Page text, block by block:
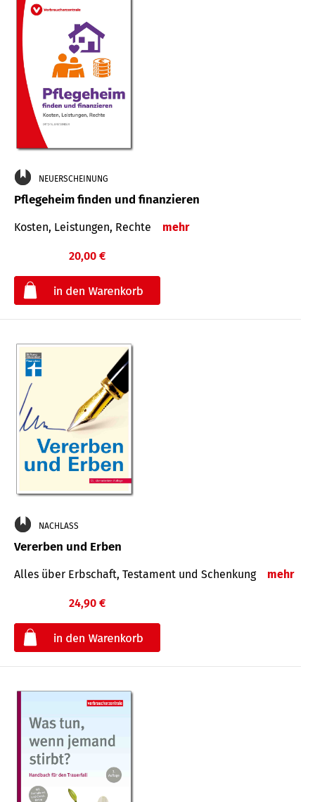
NEUERSCHEINUNG
Pflegeheim finden und finanzieren
Kosten, Leistungen, Rechte mehr
20,00 €
NACHLASS
Vererben und Erben
Alles über Erbschaft, Testament und Schenkung mehr
24,90 €